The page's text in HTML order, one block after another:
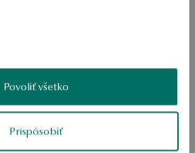
Povoliť všetko
Prispôsobiť
recenzie?